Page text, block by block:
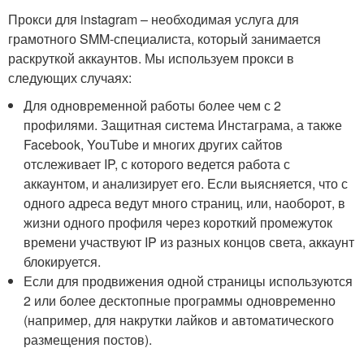
Прокси для instagram – необходимая услуга для
грамотного SMM-специалиста, который занимается
раскруткой аккаунтов. Мы используем прокси в
следующих случаях:
Для одновременной работы более чем с 2
профилями. Защитная система Инстаграма, а также
Facebook, YouTube и многих других сайтов
отслеживает IP, с которого ведется работа с
аккаунтом, и анализирует его. Если выясняется, что с
одного адреса ведут много страниц, или, наоборот, в
жизни одного профиля через короткий промежуток
времени участвуют IP из разных концов света, аккаунт
блокируется.
Если для продвижения одной страницы используются
2 или более десктопные программы одновременно
(например, для накрутки лайков и автоматического
размещения постов).